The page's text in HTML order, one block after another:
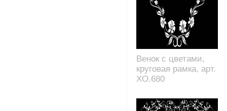
Венок с цветами,
круговая рамка, арт.
XO.680